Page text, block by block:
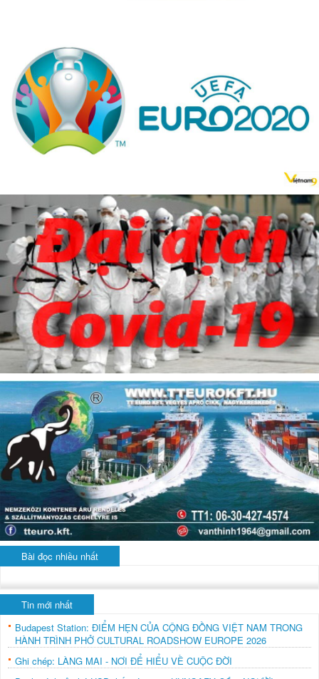
Bài đọc nhiều nhất
Tin mới nhất
Budapest Station: ĐIỂM HẸN CỦA CỘNG ĐỒNG VIỆT NAM TRONG
HÀNH TRÌNH PHỞ CULTURAL ROADSHOW EUROPE 2026
Ghi chép: LÀNG MAI - NƠI ĐỂ HIỂU VỀ CUỘC ĐỜI